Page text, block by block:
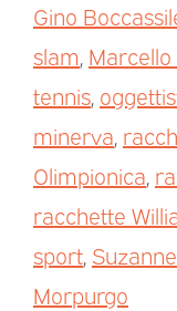
Gino
slam,
tennis,
minerva,
Olimpionica,
racchette
sport,
Morpurgo